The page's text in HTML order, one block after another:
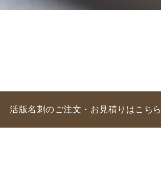
活版名刺のご注文・お見積りはこちら